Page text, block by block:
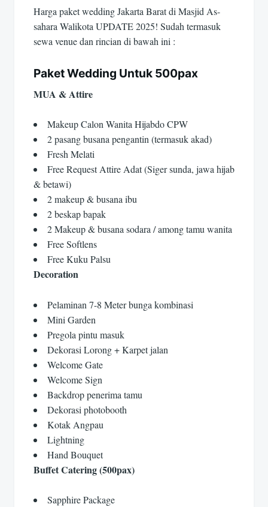
Harga paket wedding Jakarta Barat di Masjid As-
sahara Walikota UPDATE 2025! Sudah termasuk
sewa venue dan rincian di bawah ini :
Paket Wedding Untuk 500pax
MUA & Attire
Makeup Calon Wanita Hijabdo CPW
2 pasang busana pengantin (termasuk akad)
Fresh Melati
Free Request Attire Adat (Siger sunda, jawa hijab
& betawi)
2 makeup & busana ibu
2 beskap bapak
2 Makeup & busana sodara / among tamu wanita
Free Softlens
Free Kuku Palsu
Decoration
Pelaminan 7-8 Meter bunga kombinasi
Mini Garden
Pregola pintu masuk
Dekorasi Lorong + Karpet jalan
Welcome Gate
Welcome Sign
Backdrop penerima tamu
Dekorasi photobooth
Kotak Angpau
Lightning
Hand Bouquet
Buffet Catering (500pax)
Sapphire Package